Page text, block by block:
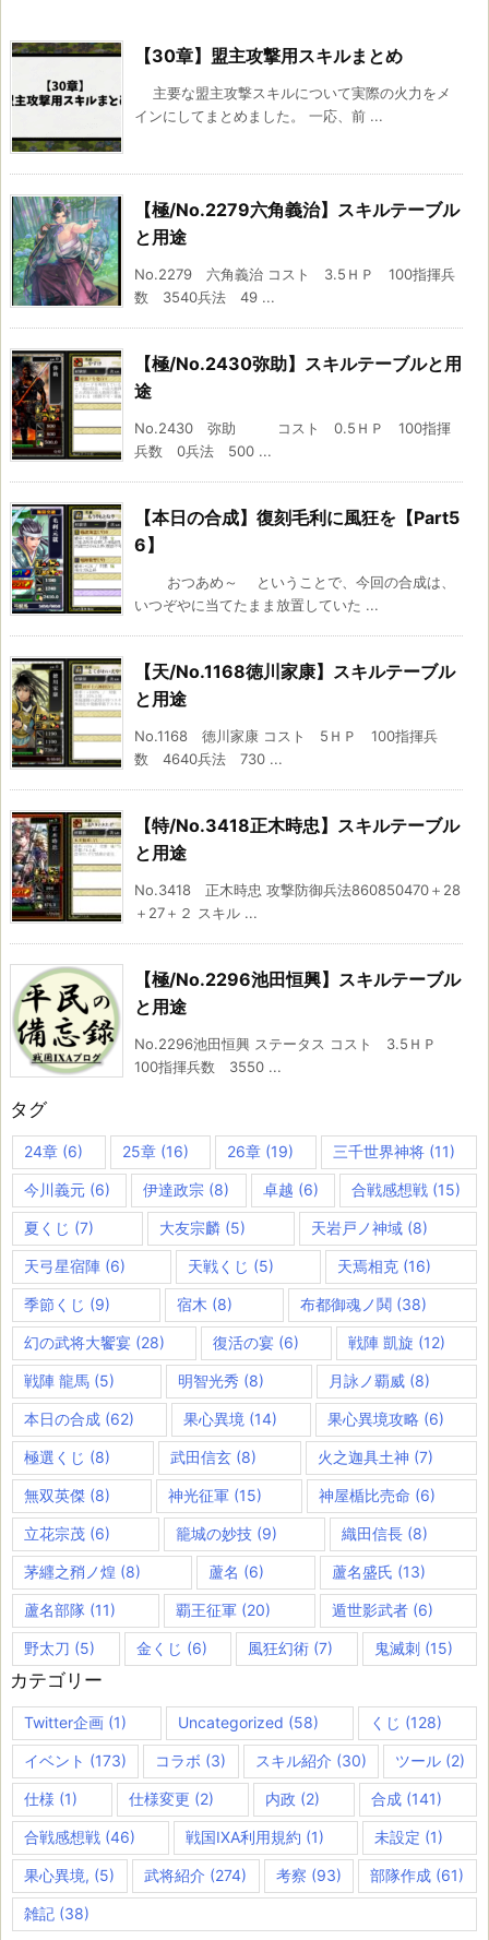
【30章】盟主攻撃用スキルまとめ
主要な盟主攻撃スキルについて実際の火力をメ
インにしてまとめました。 一応、前 ...
【極/No.2279六角義治】スキルテーブル
と用途
No.2279 六角義治 コスト 3.5ＨＰ 100指揮兵
数 3540兵法 49 ...
【極/No.2430弥助】スキルテーブルと用
途
No.2430 弥助 コスト 0.5ＨＰ 100指揮
兵数 0兵法 500 ...
【本日の合成】復刻毛利に風狂を【Part5
6】
おつあめ～ ということで、今回の合成は、
いつぞやに当てたまま放置していた ...
【天/No.1168徳川家康】スキルテーブル
と用途
No.1168 徳川家康 コスト 5ＨＰ 100指揮兵
数 4640兵法 730 ...
【特/No.3418正木時忠】スキルテーブル
と用途
No.3418 正木時忠 攻撃防御兵法860850470＋28
＋27＋２ スキル ...
【極/No.2296池田恒興】スキルテーブル
と用途
No.2296池田恒興 ステータス コスト 3.5ＨＰ
100指揮兵数 3550 ...
タグ
24章 (6) 25章(16) 26章 (19) 三千世界神将(11)
今川義元 (6) 伊達政宗 (8) 卓越 (6) 合戦感想戦(15)
夏くじ (7) 大友宗麟 (5) 天岩戸ノ神域 (8)
天弓星宿陣 (6) 天戦くじ (5) 天焉相克(16)
季節くじ (9) 宿木 (8) 布都御魂ノ鬨(38)
幻の武将大饗宴 (28) 復活の宴 (6) 戦陣 凱旋 (12)
戦陣 龍馬 (5) 明智光秀 (8) 月詠ノ覇威(8)
本日の合成 (62) 果心異境 (14) 果心異境攻略 (6)
極選くじ (8) 武田信玄 (8) 火之迦具土神 (7)
無双英傑 (8) 神光征軍(15) 神屋楯比売命 (6)
立花宗茂 (6) 籠城の妙技(9) 織田信長 (8)
茅纒之矟ノ煌 (8) 蘆名 (6) 蘆名盛氏 (13)
蘆名部隊 (11) 覇王征軍 (20) 遁世影武者(6)
野太刀 (5) 金くじ (6) 風狂幻術 (7) 鬼滅刺(15)
カテゴリー
Twitter企画 (1) Uncategorized (58) くじ (128)
イベント (173) コラボ (3) スキル紹介 (30) ツール(2)
仕様 (1) 仕様変更 (2) 内政 (2) 合成 (141)
合戦感想戦 (46) 戦国IXA利用規約 (1) 未設定 (1)
果心異境, (5) 武将紹介 (274) 考察 (93) 部隊作成 (61)
雑記 (38)